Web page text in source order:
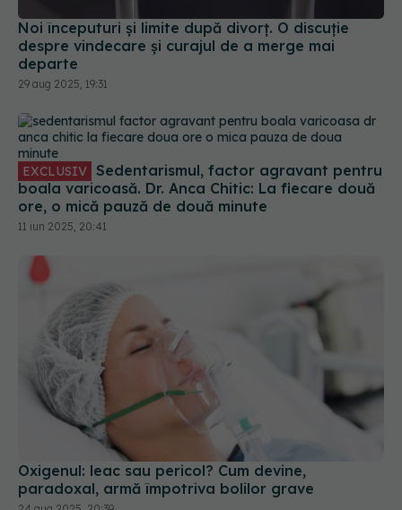
Noi începuturi și limite după divorț. O discuție
despre vindecare și curajul de a merge mai
departe
29 aug 2025, 19:31
EXCLUSIV
boala varicoasă. Dr. Anca Chitic: La fiecare două
ore, o mică pauză de două minute
11 iun 2025, 20:41
Oxigenul: leac sau pericol? Cum devine,
paradoxal, armă împotriva bolilor grave